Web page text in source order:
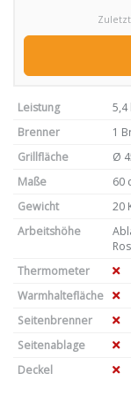
Zuletzt
Leistung
5,4
Brenner
1
Grillfläche
Ø
Maße
60
Gewicht
20
Arbeitshöhe
Thermometer
Warmhaltefläche
Seitenbrenner
Seitenablage
Deckel